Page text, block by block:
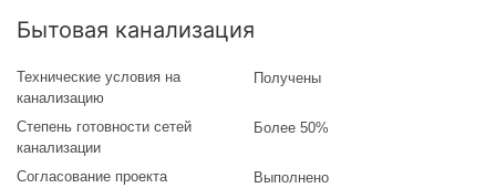
Бытовая канализация
Технические условия на
канализацию
Получены
Степень готовности сетей
канализации
Более 50%
Согласование проекта
Выполнено